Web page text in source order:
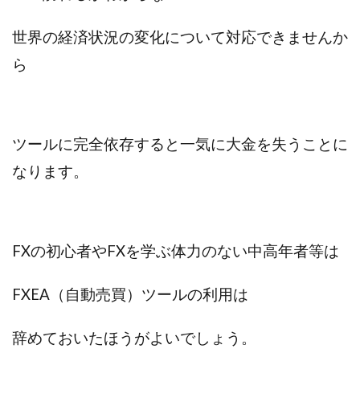
世界の経済状況の変化について対応できませんか
ら
ツールに完全依存すると一気に大金を失うことに
なります。
FXの初心者やFXを学ぶ体力のない中高年者等は
FXEA（自動売買）ツールの利用は
辞めておいたほうがよいでしょう。